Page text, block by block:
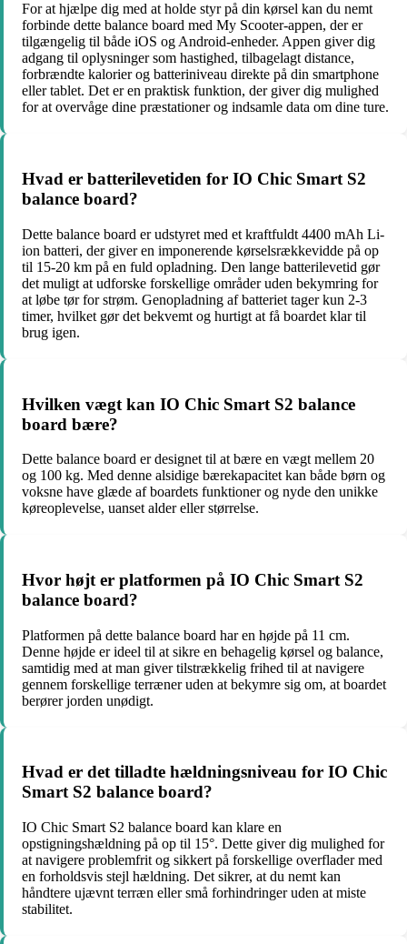
For at hjælpe dig med at holde styr på din kørsel kan du nemt
forbinde dette balance board med My Scooter-appen, der er
tilgængelig til både iOS og Android-enheder. Appen giver dig
adgang til oplysninger som hastighed, tilbagelagt distance,
forbrændte kalorier og batteriniveau direkte på din smartphone
eller tablet. Det er en praktisk funktion, der giver dig mulighed
for at overvåge dine præstationer og indsamle data om dine ture.
Hvad er batterilevetiden for IO Chic Smart S2
balance board?
Dette balance board er udstyret med et kraftfuldt 4400 mAh Li-
ion batteri, der giver en imponerende kørselsrækkevidde på op
til 15-20 km på en fuld opladning. Den lange batterilevetid gør
det muligt at udforske forskellige områder uden bekymring for
at løbe tør for strøm. Genopladning af batteriet tager kun 2-3
timer, hvilket gør det bekvemt og hurtigt at få boardet klar til
brug igen.
Hvilken vægt kan IO Chic Smart S2 balance
board bære?
Dette balance board er designet til at bære en vægt mellem 20
og 100 kg. Med denne alsidige bærekapacitet kan både børn og
voksne have glæde af boardets funktioner og nyde den unikke
køreoplevelse, uanset alder eller størrelse.
Hvor højt er platformen på IO Chic Smart S2
balance board?
Platformen på dette balance board har en højde på 11 cm.
Denne højde er ideel til at sikre en behagelig kørsel og balance,
samtidig med at man giver tilstrækkelig frihed til at navigere
gennem forskellige terræner uden at bekymre sig om, at boardet
berører jorden unødigt.
Hvad er det tilladte hældningsniveau for IO Chic
Smart S2 balance board?
IO Chic Smart S2 balance board kan klare en
opstigningshældning på op til 15°. Dette giver dig mulighed for
at navigere problemfrit og sikkert på forskellige overflader med
en forholdsvis stejl hældning. Det sikrer, at du nemt kan
håndtere ujævnt terræn eller små forhindringer uden at miste
stabilitet.